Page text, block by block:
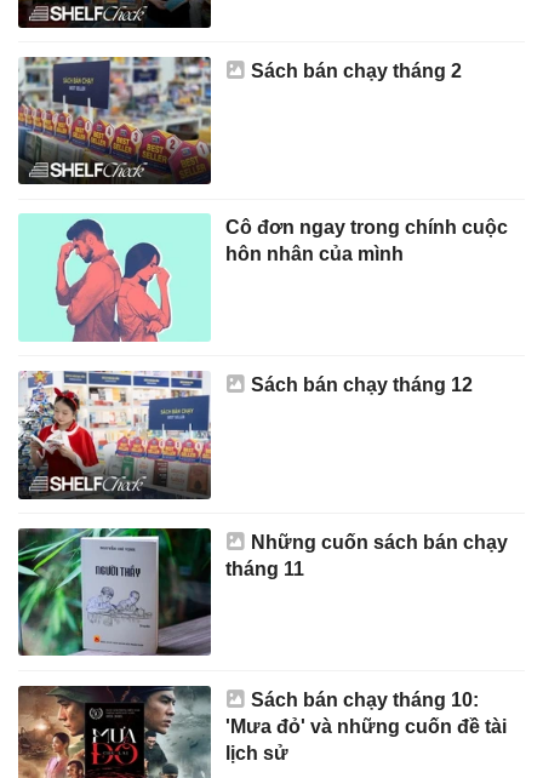
Sách bán chạy tháng 2
Cô đơn ngay trong chính cuộc
hôn nhân của mình
Sách bán chạy tháng 12
Những cuốn sách bán chạy
tháng 11
Sách bán chạy tháng 10:
'Mưa đỏ' và những cuốn đề tài
lịch sử